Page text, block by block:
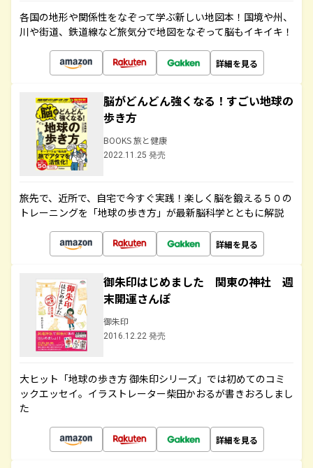
各国の地形や関係性をなぞって学ぶ新しい地図本！国境や州、
川や街道、鉄道線など旅気分で地図をなぞって脳もイキイキ！
詳細を見る
脳がどんどん強くなる！すごい地球の
歩き方
BOOKS 旅と健康
2022.11.25 発売
旅先で、近所で、自宅で今すぐ実践！楽しく脳を鍛える５０の
トレーニングを「地球の歩き方」が最新脳科学とともに解説
詳細を見る
御朱印はじめました 関東の神社 週
末開運さんぽ
御朱印
2016.12.22 発売
大ヒット「地球の歩き方 御朱印シリーズ」では初めてのコミ
ックエッセイ。イラストレーター柴田かおるが書きおろしまし
た
詳細を見る